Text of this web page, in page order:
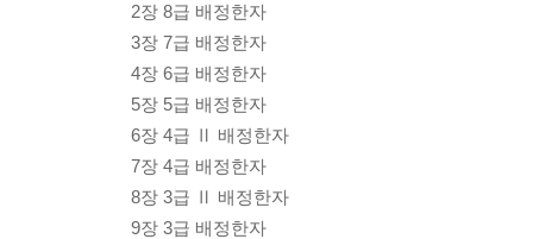
2장 8급 배정한자
3장 7급 배정한자
4장 6급 배정한자
5장 5급 배정한자
6장 4급 Ⅱ 배정한자
7장 4급 배정한자
8장 3급 Ⅱ 배정한자
9장 3급 배정한자